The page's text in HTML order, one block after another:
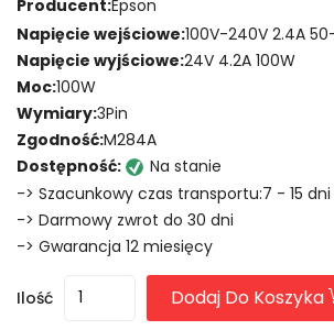
Producent:Epson
Napięcie wejściowe:100V-240V 2.4A
Napięcie wyjściowe:24V 4.2A 100W
Moc:100W
Wymiary:3Pin
Zgodność:M284A
Dostępność:
Na stanie
-> Szacunkowy czas transportu:7 - 15
-> Darmowy zwrot do 30 dni
-> Gwarancja 12 miesięcy
Ilość Dodaj Do Koszyka